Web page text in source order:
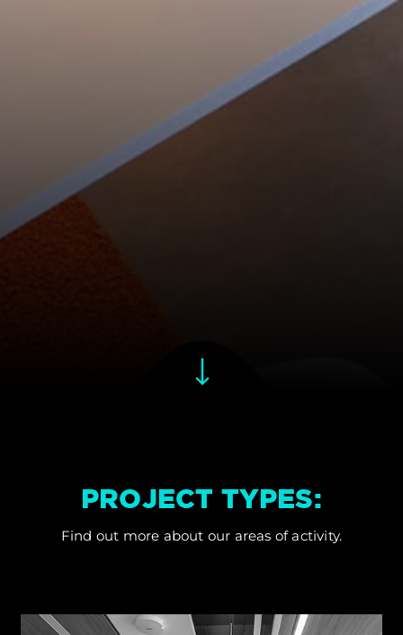
PROJECT TYPES:
Find out more about our areas of activity.